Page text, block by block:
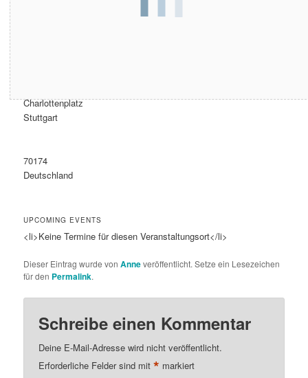
Charlottenplatz
Stuttgart
70174
Deutschland
UPCOMING EVENTS
<li>Keine Termine für diesen Veranstaltungsort</li>
Dieser Eintrag wurde vonAnneveröffentlicht. Setze ein Lesezeichen
für den Permalink.
Schreibe einen Kommentar
Deine E-Mail-Adresse wird nicht veröffentlicht.
Erforderliche Felder sind mit* markiert